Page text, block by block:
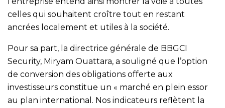
celles qui souhaitent croître tout en restant
ancrées localement et utiles à la société.
Pour sa part, la directrice générale de BBGCI
Security, Miryam Ouattara, a souligné que l’option
de conversion des obligations offerte aux
investisseurs constitue un « marché en plein essor
au plan international. Nos indicateurs reflètent la